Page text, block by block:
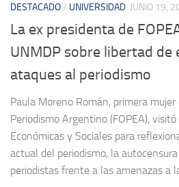
DESTACADO/ UNIVERSIDAD JUNIO 19,
La ex presidenta de
UNMDP sobre libertad de
ataques al periodismo
Paula Moreno Román, primera
Periodismo Argentino (FOPEA),
Económicas y Sociales para
actual del periodismo, la
periodistas frente a las amenazas a